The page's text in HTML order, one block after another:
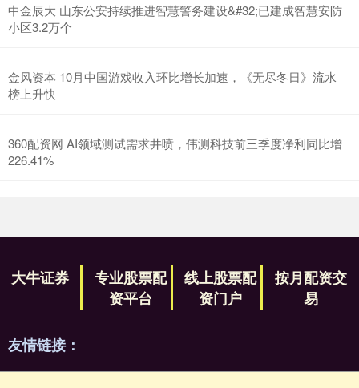
中金辰大 山东公安持续推进智慧警务建设&#32;已建成智慧安防
小区3.2万个
金风资本 10月中国游戏收入环比增长加速，《无尽冬日》流水
榜上升快
360配资网 AI领域测试需求井喷，伟测科技前三季度净利同比增
226.41%
大牛证券
专业股票配
资平台
线上股票配
资门户
按月配资交
易
友情链接：